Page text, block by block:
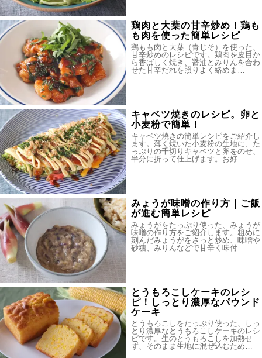
鶏肉と大葉の甘辛炒め！鶏も
も肉を使った簡単レシピ
鶏もも肉と大葉（青じそ）を使った、
甘辛炒めのレシピです。鶏肉を皮目か
ら香ばしく焼き、醤油とみりんを合わ
せた甘辛だれを照りよく絡めま…
キャベツ焼きのレシピ。卵と
小麦粉で簡単！
キャベツ焼きの簡単レシピをご紹介し
ます。薄く焼いた小麦粉の生地に、た
っぷりの千切りキャベツと卵をのせ、
半分に折って仕上げます。お好…
みょうが味噌の作り方｜ご飯
が進む簡単レシピ
みょうがをたっぷり使った、みょうが
味噌の作り方をご紹介します。粗めに
刻んだみょうがをさっと炒め、味噌や
砂糖、みりんなどで甘辛く味付…
とうもろこしケーキのレシ
ピ！しっとり濃厚なパウンド
ケーキ
とうもろこしをたっぷり使った、しっ
とり濃厚なとうもろこしケーキのレシ
ピです。生のとうもろこしを加熱せ
ず、そのまま生地に混ぜ込むため…